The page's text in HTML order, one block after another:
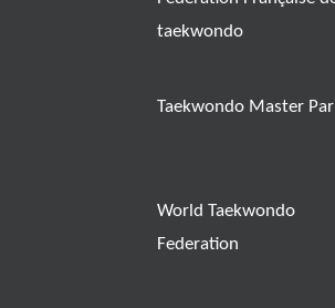
taekwondo
Taekwondo Master
World Taekwondo
Federation